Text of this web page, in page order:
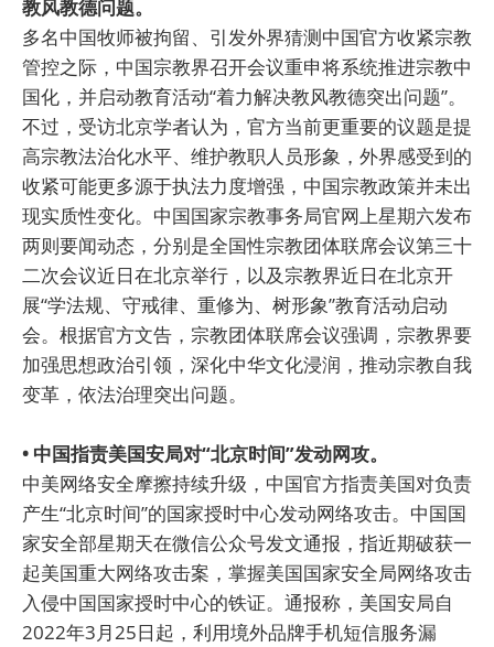
教风教德问题。
多名中国牧师被拘留、引发外界猜测中国官方收紧宗教
管控之际，中国宗教界召开会议重申将系统推进宗教中
国化，并启动教育活动“着力解决教风教德突出问题”。
不过，受访北京学者认为，官方当前更重要的议题是提
高宗教法治化水平、维护教职人员形象，外界感受到的
收紧可能更多源于执法力度增强，中国宗教政策并未出
现实质性变化。中国国家宗教事务局官网上星期六发布
两则要闻动态，分别是全国性宗教团体联席会议第三十
二次会议近日在北京举行，以及宗教界近日在北京开
展“学法规、守戒律、重修为、树形象”教育活动启动
会。根据官方文告，宗教团体联席会议强调，宗教界要
加强思想政治引领，深化中华文化浸润，推动宗教自我
变革，依法治理突出问题。
• 中国指责美国安局对“北京时间”发动网攻。
中美网络安全摩擦持续升级，中国官方指责美国对负责
产生“北京时间”的国家授时中心发动网络攻击。中国国
家安全部星期天在微信公众号发文通报，指近期破获一
起美国重大网络攻击案，掌握美国国家安全局网络攻击
入侵中国国家授时中心的铁证。通报称，美国安局自
2022年3月25日起，利用境外品牌手机短信服务漏